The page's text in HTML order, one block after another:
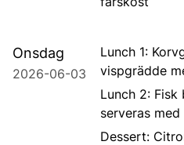
Onsdag
2026-06-03
Lunch 1:
vispgrädde
Lunch 2:
serveras
Dessert: